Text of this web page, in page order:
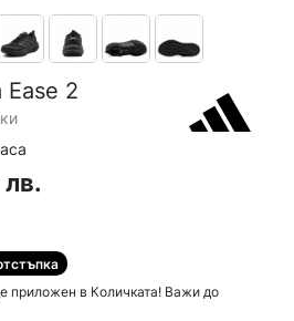
Ease 2
лв.
приложен в Количката! Важи до